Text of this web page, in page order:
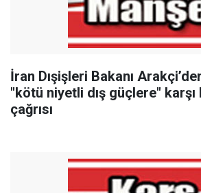
İran Dışişleri Bakanı
"kötü niyetli dış güçlere" karşı
çağrısı